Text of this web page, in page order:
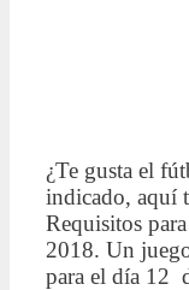
¿Te gusta el
indicado, aquí
Requisitos
2018. Un
para el día 12